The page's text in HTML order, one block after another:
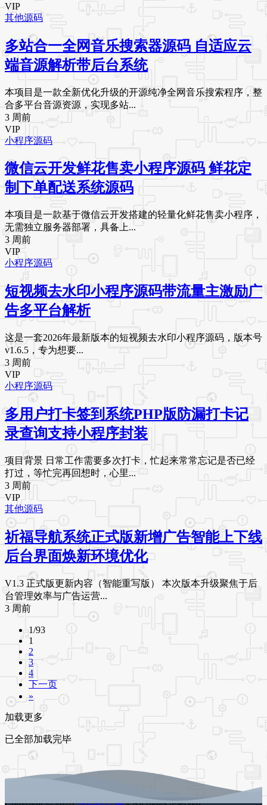
VIP
其他源码
多站合一全网音乐搜索器源码 自适应云
端音源解析带后台系统
本项目是一款全新优化升级的开源纯净全网音乐搜索程序，整
合多平台音源资源，实现多站...
3 周前
VIP
小程序源码
微信云开发鲜花售卖小程序源码 鲜花定
制下单配送系统源码
本项目是一款基于微信云开发搭建的轻量化鲜花售卖小程序，
无需独立服务器部署，具备上...
3 周前
VIP
小程序源码
短视频去水印小程序源码带流量主激励广
告多平台解析
这是一套2026年最新版本的短视频去水印小程序源码，版本号
v1.6.5，专为想要...
3 周前
VIP
小程序源码
多用户打卡签到系统PHP版防漏打卡记
录查询支持小程序封装
项目背景 日常工作需要多次打卡，忙起来常常忘记是否已经
打过，等忙完再回想时，心里...
3 周前
VIP
其他源码
祈福导航系统正式版新增广告智能上下线
后台界面焕新环境优化
V1.3 正式版更新内容（智能重写版） 本次版本升级聚焦于后
台管理效率与广告运营...
3 周前
1/93
1
2
3
4
下一页
»
加载更多
已全部加载完毕
Copyright © 2026源码时代网- All rights reserved